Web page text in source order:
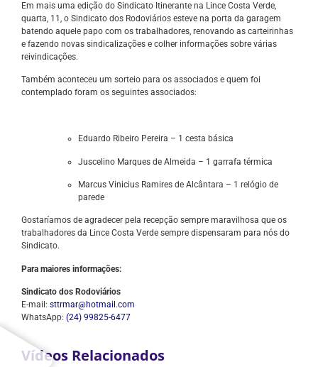
Em mais uma edição do Sindicato Itinerante na Lince Costa Verde,
quarta, 11, o Sindicato dos Rodoviários esteve na porta da garagem
batendo aquele papo com os trabalhadores, renovando as carteirinhas
e fazendo novas sindicalizações e colher informações sobre várias
reivindicações.
Também aconteceu um sorteio para os associados e quem foi
contemplado foram os seguintes associados:
Eduardo Ribeiro Pereira – 1 cesta básica
Juscelino Marques de Almeida – 1 garrafa térmica
Marcus Vinicius Ramires de Alcântara – 1 relógio de
parede
Gostaríamos de agradecer pela recepção sempre maravilhosa que os
trabalhadores da Lince Costa Verde sempre dispensaram para nós do
Sindicato.
Para maiores informações:
Sindicato dos Rodoviários
E-mail: sttrmar@hotmail.com
WhatsApp: (24) 99825-6477
Vídeos Relacionados